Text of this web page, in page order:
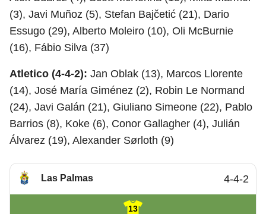
(3), Javi Muñoz (5), Stefan Bajčetić (21), Dario
Essugo (29), Alberto Moleiro (10), Oli McBurnie
(16), Fábio Silva (37)
Atletico (4-4-2): Jan Oblak (13), Marcos Llorente
(14), José María Giménez (2), Robin Le Normand
(24), Javi Galán (21), Giuliano Simeone (22), Pablo
Barrios (8), Koke (6), Conor Gallagher (4), Julián
Álvarez (19), Alexander Sørloth (9)
Las Palmas 4-4-2
13